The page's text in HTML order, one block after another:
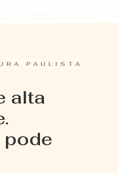
PAULISTA
alta
pode